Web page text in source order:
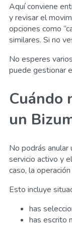
Aquí conviene
y revisar el
opciones como
similares. Si no
No esperes
puede gestionar
Cuándo
un
No podrás
servicio activo y
caso, la
Esto incluye
has
has escrito